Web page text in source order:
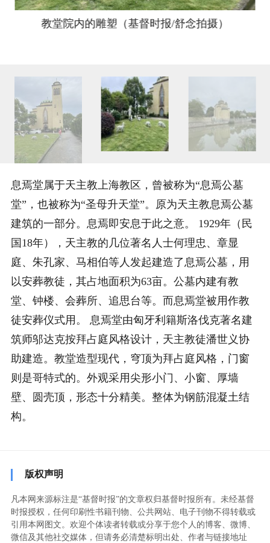
教堂院内的雕塑（基督时报/舒念拍摄）
息焉堂属于天主教上海教区，曾被称为“息焉公墓
堂”，也被称为“圣母升天堂”。原为天主教息焉公墓
建筑的一部分。息焉即安息于此之意。 1929年（民
国18年），天主教的几位著名人士何理忠、章显
庭、朱孔家、马相伯等人发起建造了息焉公墓，用
以安葬教徒，其占地面积为63亩。公墓内建有教
堂、钟楼、会葬所、追思台等。而息焉堂被用作教
徒安葬仪式用。 息焉堂由匈牙利籍斯洛伐克著名建
筑师邬达克按拜占庭风格设计，天主教徒潘世义协
助建造。教堂造型现代，穹顶为拜占庭风格，门窗
则是哥特式的。外观采用尖形小门、小窗、厚墙
壁、圆壳顶，形态十分精美。整体为钢筋混凝土结
构。
版权声明
凡本网来源标注是“基督时报”的文章权归基督时报所有。未经基督
时报授权，任何印刷性书籍刊物、公共网站、电子刊物不得转载或
引用本网图文。欢迎个体读者转载或分享于您个人的博客、微博、
微信及其他社交媒体，但请务必清楚标明出处、作者与链接地址